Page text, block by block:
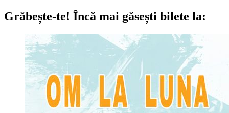
Grăbește-te! Încă mai găsești bilete la: